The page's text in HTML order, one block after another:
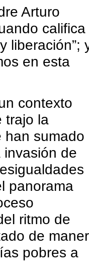
Arturo
califica
liberación”;
en esta
contexto
trajo la
han sumado
de
panorama
ritmo de
de
pobres a